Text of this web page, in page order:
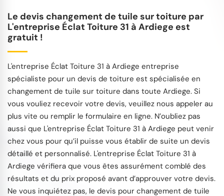
Le devis changement de tuile sur toiture par
L'entreprise Éclat Toiture 31 à Ardiege est
gratuit !
L'entreprise Éclat Toiture 31 à Ardiege entreprise
spécialiste pour un devis de toiture est spécialisée en
changement de tuile sur toiture dans toute Ardiege. Si
vous vouliez recevoir votre devis, veuillez nous appeler au
plus vite ou remplir le formulaire en ligne. N’oubliez pas
aussi que L'entreprise Éclat Toiture 31 à Ardiege peut venir
chez vous pour qu’il puisse vous établir de suite un devis
détaillé et personnalisé. L'entreprise Éclat Toiture 31 à
Ardiege vérifiera que vous êtes assurément comblé des
résultats et du prix proposé avant d’approuver votre devis.
Ne vous inquiétez pas, le devis pour changement de tuile